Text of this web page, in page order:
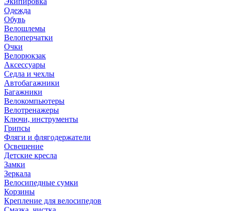
Одежда
Обувь
Велошлемы
Велоперчатки
Очки
Велорюкзак
Аксессуары
Седла и чехлы
Автобагажники
Багажники
Велокомпьютеры
Велотренажеры
Ключи, инструменты
Грипсы
Фляги и флягодержатели
Освещение
Детские кресла
Замки
Зеркала
Велосипедные сумки
Корзины
Крепление для велосипедов